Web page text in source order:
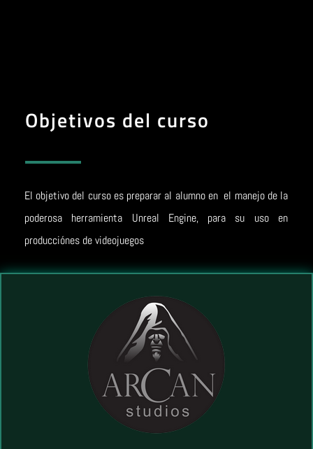
Objetivos del curso
El objetivo del curso es preparar al alumno en el manejo de la
poderosa herramienta Unreal Engine, para su uso en
producciónes de videojuegos